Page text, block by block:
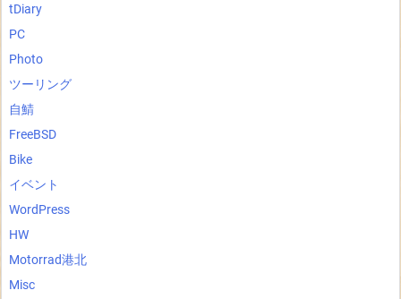
tDiary
PC
Photo
ツーリング
自鯖
FreeBSD
Bike
イベント
WordPress
HW
Motorrad港北
Misc